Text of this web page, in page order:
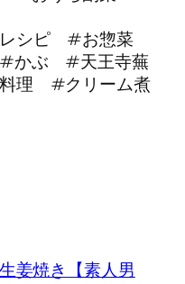
シピ #お惣菜
ぶ #天王寺蕪
理 #クリーム煮
姜焼き【素人男